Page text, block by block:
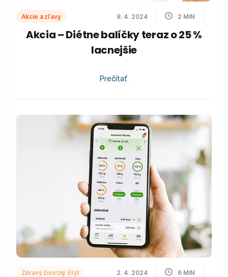
Akcie a zľavy 8. 4. 2024 2 MIN
Akcia – Diétne balíčky teraz o 25 %
lacnejšie
Prečítať
Zdravý životný štýl 2. 4. 2024 6 MIN